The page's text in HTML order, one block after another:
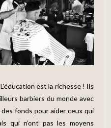
est la richesse ! Ils
barbiers du monde avec
fonds pour aider ceux qui
qui n’ont pas les moyens